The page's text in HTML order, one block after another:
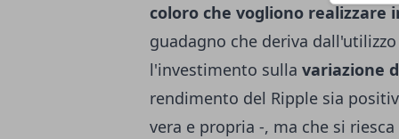
coloro che vogliono realizzare
guadagno che deriva
l'investimento sulla variazione
rendimento del Ripple sia
vera e propria -, ma che si